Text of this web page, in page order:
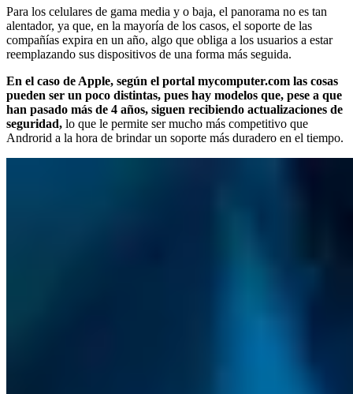
Para los celulares de gama media y o baja, el panorama no es tan
alentador, ya que, en la mayoría de los casos, el soporte de las
compañías expira en un año, algo que obliga a los usuarios a estar
reemplazando sus dispositivos de una forma más seguida.
En el caso de Apple, según el portal mycomputer.com las cosas
pueden ser un poco distintas, pues hay modelos que, pese a que
han pasado más de 4 años, siguen recibiendo actualizaciones de
seguridad, lo que le permite ser mucho más competitivo que
Androrid a la hora de brindar un soporte más duradero en el tiempo.